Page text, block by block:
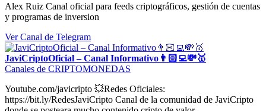
Alex Ruiz Canal oficial para feeds criptográficos, gestión de cuentas
y programas de inversion
Ver Canal de Telegram
JaviCriptoOficial – Canal Informativo👨🏻‍💻💸🥇
Canales de CRIPTOMONEDAS
Youtube.com/javicripto 💥Redes Oficiales:
https://bit.ly/RedesJaviCripto Canal de la comunidad de JaviCripto